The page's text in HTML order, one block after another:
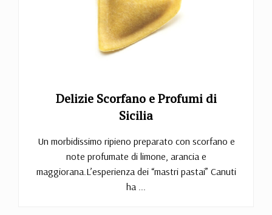
Delizie Scorfano e Profumi di
Sicilia
Un morbidissimo ripieno preparato con scorfano e
note profumate di limone, arancia e
maggiorana.L’esperienza dei “mastri pastai” Canuti
ha ...